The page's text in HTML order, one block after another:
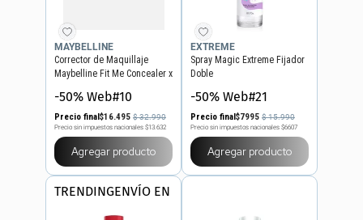
MAYBELLINE
Corrector de Maquillaje
Maybelline Fit Me Concealer x
-50% Web#10
Precio final$16.495 $32.990
Precio sin impuestos nacionales $13.632
Agregar producto
EXTREME
Spray Magic Extreme Fijador
Doble
-50% Web#21
Precio final$7995 $15.990
Precio sin impuestos nacionales $6607
Agregar producto
TRENDINGENVÍO EN 24 hs | AMBA